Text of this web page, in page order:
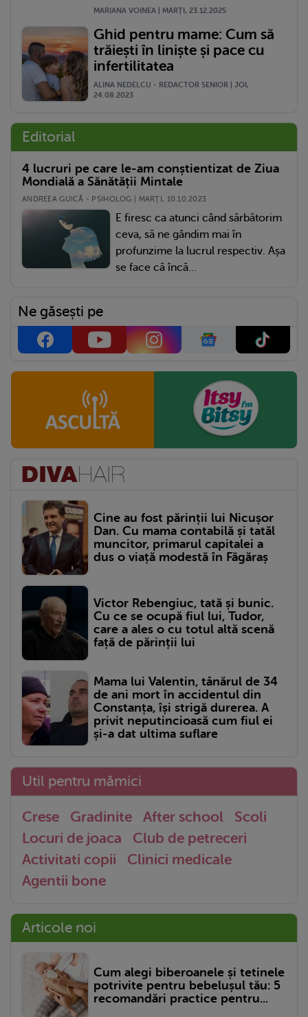
MARIANA VOINEA | MARŢI, 23.12.2025
Ghid pentru mame: Cum să
trăiești în liniște și pace cu
infertilitatea
ALINA NEDELCU - REDACTOR SENIOR | JOI,
24.08.2023
Editorial
4 lucruri pe care le-am conștientizat de Ziua
Mondială a Sănătății Mintale
ANDREEA GUICĂ - PSIHOLOG | MARŢI, 10.10.2023
E firesc ca atunci când sărbătorim
ceva, să ne gândim mai în
profunzime la lucrul respectiv. Așa
se face că încă...
Ne găsești pe
Cine au fost părinții lui Nicușor
Dan. Cu mama contabilă și tatăl
muncitor, primarul capitalei a
dus o viață modestă în Făgăraș
Victor Rebengiuc, tată și bunic.
Cu ce se ocupă fiul lui, Tudor,
care a ales o cu totul altă scenă
față de părinții lui
Mama lui Valentin, tânărul de 34
de ani mort în accidentul din
Constanța, își strigă durerea. A
privit neputincioasă cum fiul ei
și-a dat ultima suflare
Util pentru mămici
Crese Gradinite After school
Scoli
Locuri de joaca
Club de petreceri
Activitati copii
Clinici medicale
Agentii bone
Articole noi
Cum alegi biberoanele și tetinele
potrivite pentru bebelușul tău: 5
recomandări practice pentru...